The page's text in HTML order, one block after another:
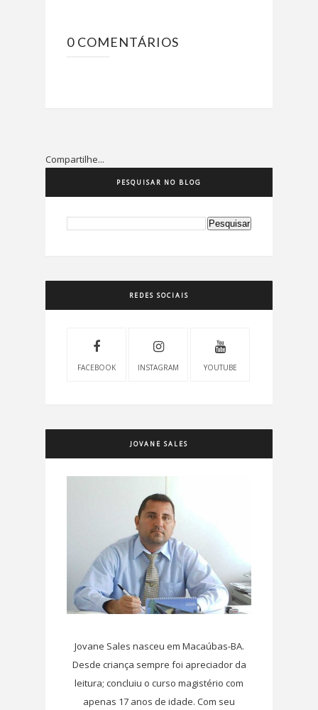
0 COMENTÁRIOS
Compartilhe...
PESQUISAR NO BLOG
REDES SOCIAIS
FACEBOOK INSTAGRAM YOUTUBE
JOVANE SALES
Jovane Sales nasceu em Macaúbas-BA.
Desde criança sempre foi apreciador da
leitura; concluiu o curso magistério com
apenas 17 anos de idade. Com seu